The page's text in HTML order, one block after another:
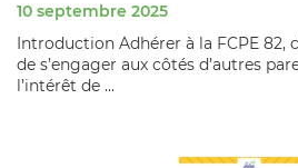
10 septembre 2025
Introduction Adhérer à la FCPE 82,
de s’engager aux côtés d’autres
l’intérêt de ...